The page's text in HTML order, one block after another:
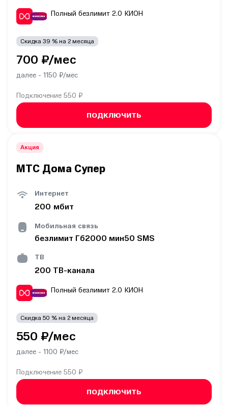
Полный безлимит 2.0 КИОН
Скидка 39 % на 2месяца
700 ₽/мес
далее - 1150 ₽/мес
Подключение 550 ₽
ПОДКЛЮЧИТЬ
Акция
МТС Дома Супер
Интернет
200 мбит
Мобильная связь
безлимит Гб2000 мин50 SMS
ТВ
200 ТВ-канала
Полный безлимит 2.0 КИОН
Скидка 50 % на 2месяца
550 ₽/мес
далее - 1100 ₽/мес
Подключение 550 ₽
ПОДКЛЮЧИТЬ